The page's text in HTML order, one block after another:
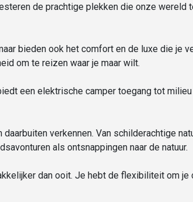
de prachtige plekken die onze
bieden ook het comfort en de luxe die je
om te reizen waar je maar wilt.
een elektrische camper toegang tot
verkennen. Van schilderachtige
als ontsnappingen naar de natuur.
dan ooit. Je hebt de flexibiliteit om je